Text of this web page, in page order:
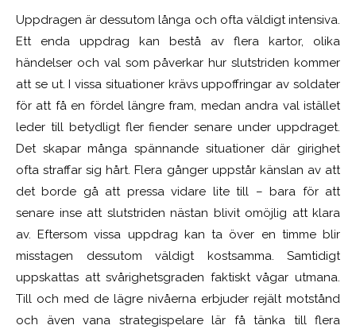
Uppdragen är dessutom långa och ofta väldigt intensiva.
Ett enda uppdrag kan bestå av flera kartor, olika
händelser och val som påverkar hur slutstriden kommer
att se ut. I vissa situationer krävs uppoffringar av soldater
för att få en fördel längre fram, medan andra val istället
leder till betydligt fler fiender senare under uppdraget.
Det skapar många spännande situationer där girighet
ofta straffar sig hårt. Flera gånger uppstår känslan av att
det borde gå att pressa vidare lite till – bara för att
senare inse att slutstriden nästan blivit omöjlig att klara
av. Eftersom vissa uppdrag kan ta över en timme blir
misstagen dessutom väldigt kostsamma. Samtidigt
uppskattas att svårighetsgraden faktiskt vågar utmana.
Till och med de lägre nivåerna erbjuder rejält motstånd
och även vana strategispelare lär få tänka till flera